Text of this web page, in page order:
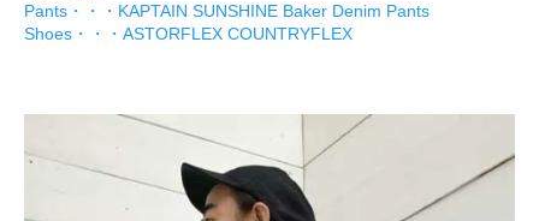
Pants・・・KAPTAIN SUNSHINE Baker Denim Pants
Shoes・・・ASTORFLEX COUNTRYFLEX